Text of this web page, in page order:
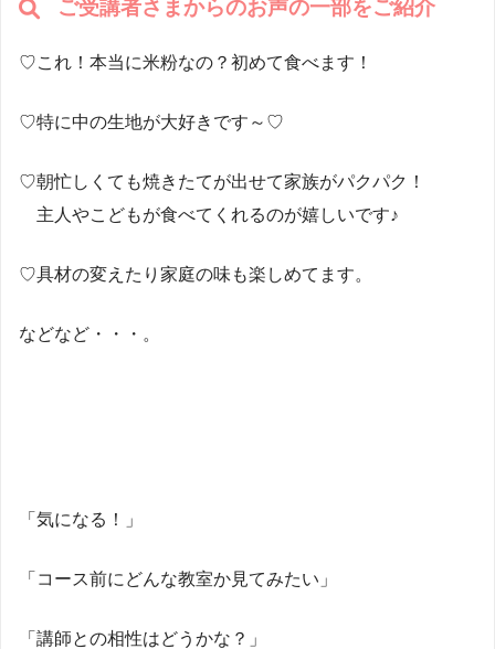
ご受講者さまからのお声の一部をご紹介
♡これ！本当に米粉なの？初めて食べます！
♡特に中の生地が大好きです～♡
♡朝忙しくても焼きたてが出せて家族がパクパク！
主人やこどもが食べてくれるのが嬉しいです♪
♡具材の変えたり家庭の味も楽しめてます。
などなど・・・。
「気になる！」
「コース前にどんな教室か見てみたい」
「講師との相性はどうかな？」